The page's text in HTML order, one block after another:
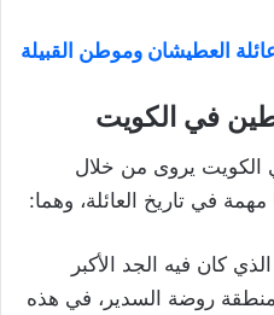
العطيشان وموطن القبيلة
في الكويت
الكويت يروى من خلال
مهمة في تاريخ العائلة، وهما:
كان فيه الجد الأكبر
منطقة روضة السدير، في هذه